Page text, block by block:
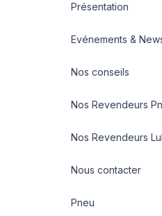
Présentation
Evénements &
Nos conseils
Nos Revendeurs
Nos Revendeurs
Nous contacter
Pneu